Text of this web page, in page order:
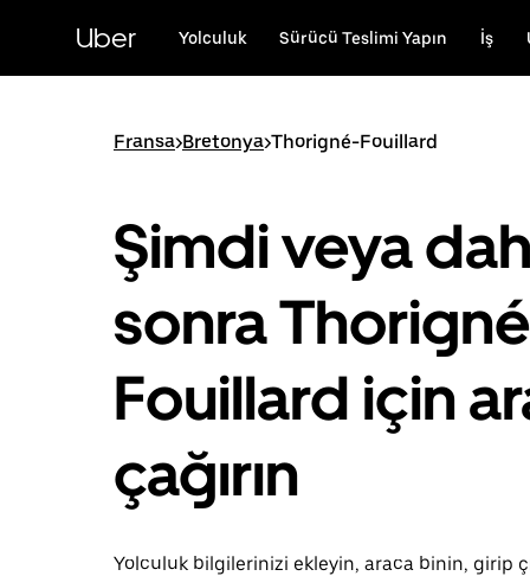
Uber Yolculuk Sürücü Teslimi Yapın İş
Fransa>Bretonya>Thorigné-Fouillard
Şimdi veya
sonra
Fouillard için
çağırın
Yolculuk bilgilerinizi ekleyin, araca binin, girip